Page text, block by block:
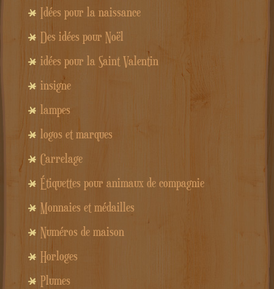
Idées pour la naissance
Des idées pour Noël
idées pour la Saint Valentin
insigne
lampes
logos et marques
Carrelage
Étiquettes pour animaux de compagnie
Monnaies et médailles
Numéros de maison
Horloges
Plumes